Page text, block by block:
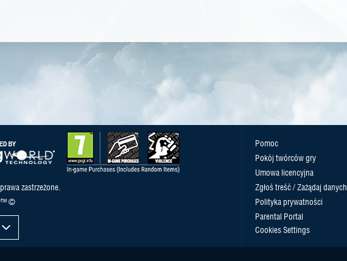
zastrzeżone.
©
Pomoc
Pokój twórców gry
Umowa licencyjna
Zgłoś treść / Zażądaj danych
Polityka prywatności
Parental Portal
Cookies Settings